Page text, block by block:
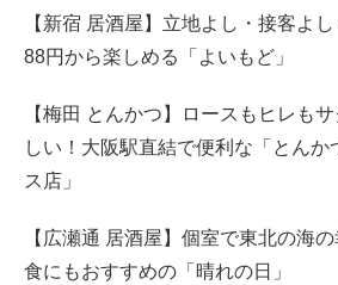
【新宿 居酒屋】立地よし・接客よ
88円から楽しめる「よいもど」
【梅田 とんかつ】ロースもヒレも
しい！大阪駅直結で便利な「とんか
ス店」
【広瀬通 居酒屋】個室で東北の海
食にもおすすめの「晴れの日」